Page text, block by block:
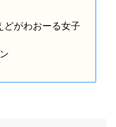
どがわおーる女子